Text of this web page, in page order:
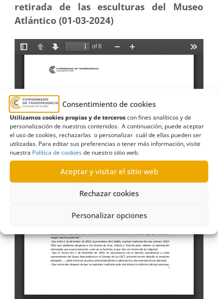
Consentimiento de cookies
Utilizamos cookies propias y de terceroscon fines analíticos y de
personalización de nuestros contenidos. A continuación, puede aceptar
el uso de cookies, rechazarlas o personalizar cuál de ellas pueden ser
utilizadas. Para editar sus preferencias o tener más información, visite
nuestra Política de cookiesde nuestro sitio web.
Aceptar y visitar el sitio web
Rechazar cookies
Personalizar opciones
retirada de las esculturas del Museo
Atlántico (01-03-2024)